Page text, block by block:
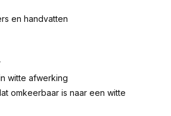
en handvatten
witte afwerking
omkeerbaar is naar een witte